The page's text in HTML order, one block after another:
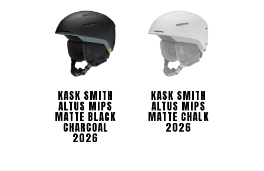
KASK SMITH
ALTUS MIPS
MATTE BLACK
CHARCOAL
2026
KASK SMITH
ALTUS MIPS
MATTE CHALK
2026